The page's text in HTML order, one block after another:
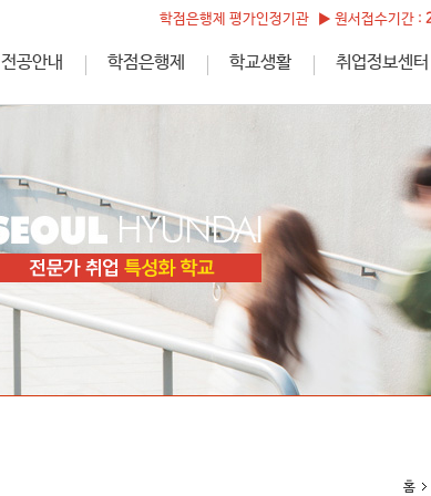
학점은행제 평가인정기관 ▶ 원서접수기간 :
전공안내 학점은행제 학교생활 취업정보센터
홈